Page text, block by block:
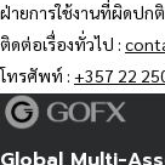
ฝ่ายการใช้งานที่ผิดปกติ
ติดต่อเรื่องทั่วไป :
โทรศัพท์ : +357 22